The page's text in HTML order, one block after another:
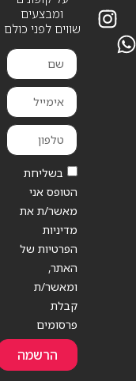
ומבצעים
שווים לפני כולם
בשליחת
הטופס אני
מאשר/ת את
מדיניות
הפרטיות של
האתר,
ומאשר/ת
קבלת
פרסומים
הרשמה